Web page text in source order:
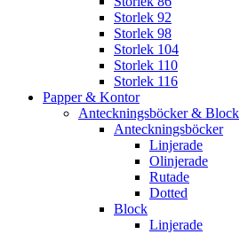
Storlek 92
Storlek 98
Storlek 104
Storlek 110
Storlek 116
Papper & Kontor
Anteckningsböcker & Block
Anteckningsböcker
Linjerade
Olinjerade
Rutade
Dotted
Block
Linjerade